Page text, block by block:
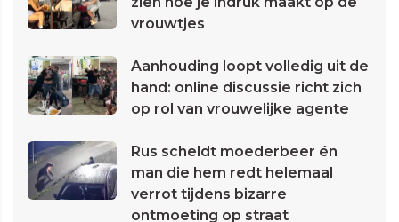
vrouwtjes
Aanhouding loopt volledig uit de
hand: online discussie richt zich
op rol van vrouwelijke agente
Rus scheldt moederbeer én
man die hem redt helemaal
verrot tijdens bizarre
ontmoeting op straat